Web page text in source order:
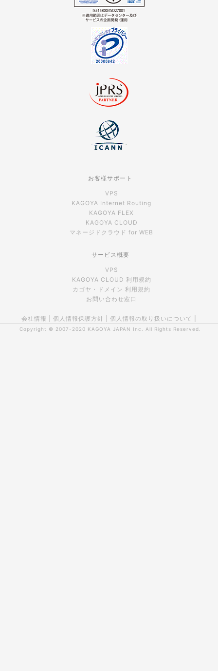
お客様サポート
VPS
KAGOYA Internet Routing
KAGOYA FLEX
KAGOYA CLOUD
マネージドクラウド for WEB
サービス概要
VPS
KAGOYA CLOUD 利用規約
カゴヤ・ドメイン 利用規約
お問い合わせ窓口
会社情報 個人情報保護方針 個人情報の取り扱いについて
Copyright © 2007-2020 KAGOYA JAPAN Inc. All Rights Reserved.